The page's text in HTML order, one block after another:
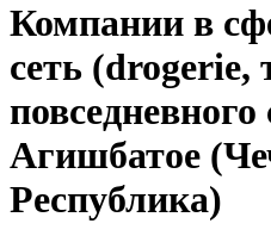
Компании в
сеть (drogerie,
повседневного
Агишбатое
Республика)